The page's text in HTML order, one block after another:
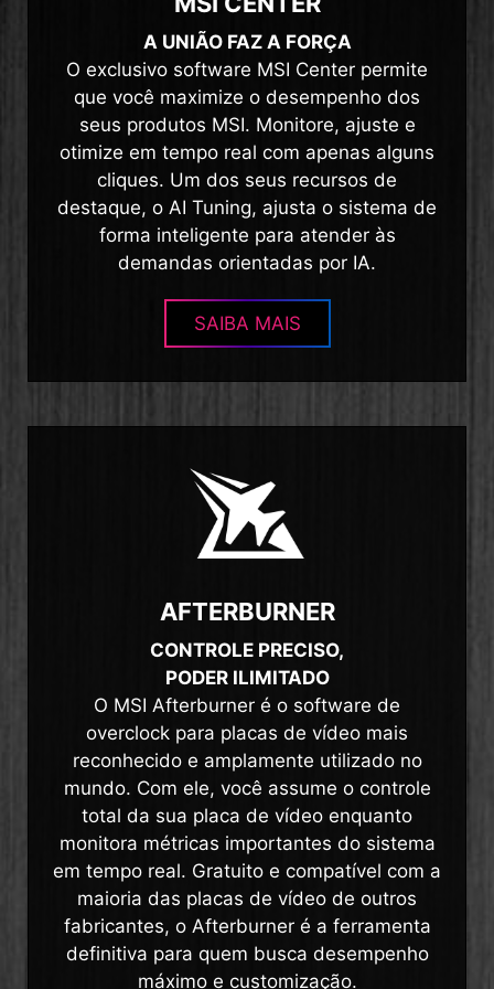
A UNIÃO FAZ A FORÇA
O exclusivo software MSI Center permite
que você maximize o desempenho dos
seus produtos MSI. Monitore, ajuste e
otimize em tempo real com apenas alguns
cliques. Um dos seus recursos de
destaque, o AI Tuning, ajusta o sistema de
forma inteligente para atender às
demandas orientadas por IA.
SAIBA MAIS
AFTERBURNER
CONTROLE PRECISO,
PODER ILIMITADO
O MSI Afterburner é o software de
overclock para placas de vídeo mais
reconhecido e amplamente utilizado no
mundo. Com ele, você assume o controle
total da sua placa de vídeo enquanto
monitora métricas importantes do sistema
em tempo real. Gratuito e compatível com a
maioria das placas de vídeo de outros
fabricantes, o Afterburner é a ferramenta
definitiva para quem busca desempenho
máximo e customização.